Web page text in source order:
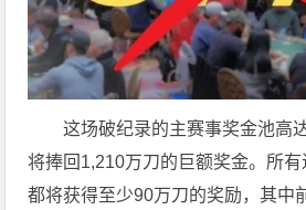
这场破纪录的主赛事奖金池高
将捧回1,210万刀的巨额奖金。所
都将获得至少90万刀的奖励，其中